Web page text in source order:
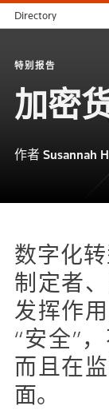
Directory
特别报告
加密
作者 Susannah
数字化
制定者
发挥作
“安全”
而且在
面。